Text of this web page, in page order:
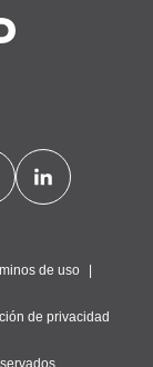
de uso
de privacidad